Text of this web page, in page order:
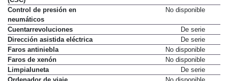
(CSC)
Control de presión en
neumáticos
Cuentarrevoluciones
De serie
Dirección asistida eléctrica
De serie
Faros antiniebla
No disponible
Faros de xenón
No disponible
Limpialuneta
De serie